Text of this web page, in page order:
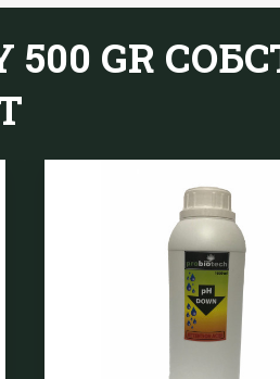
500 GR